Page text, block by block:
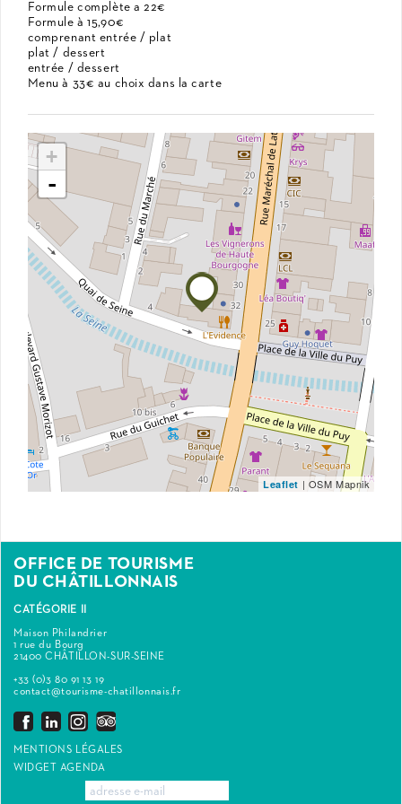
Formule complète a 22€
Formule à 15,90€
comprenant entrée / plat
plat / dessert
entrée / dessert
Menu à 33€ au choix dans la carte
+
-
Leaflet | OSM Mapnik
OFFICE DE TOURISME
DU CHÂTILLONNAIS
CATÉGORIE II
Maison Philandrier
1 rue du Bourg
21400 CHÂTILLON-SUR-SEINE
+33 (0)3 80 91 13 19
contact@tourisme-chatillonnais.fr
MENTIONS LÉGALES
WIDGET AGENDA